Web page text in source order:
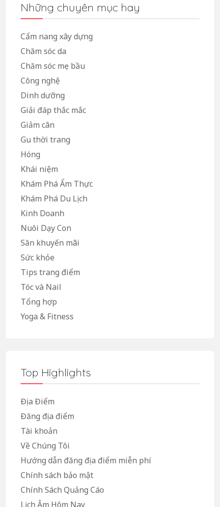
Những chuyên mục hay
Cẩm nang xây dựng
Chăm sóc da
Chăm sóc mẹ bầu
Công nghệ
Dinh dưỡng
Giải đáp thắc mắc
Giảm cân
Gu thời trang
Hóng
Khái niệm
Khám Phá Ẩm Thực
Khám Phá Du Lịch
Kinh Doanh
Nuôi Dạy Con
Săn khuyến mãi
Sức khỏe
Tips trang điểm
Tóc và Nail
Tổng hợp
Yoga & Fitness
Top Highlights
Địa Điểm
Đăng địa điểm
Tài khoản
Về Chúng Tôi
Hướng dẫn đăng địa điểm miễn phí
Chính sách bảo mật
Chính Sách Quảng Cáo
Lịch Âm Hôm Nay